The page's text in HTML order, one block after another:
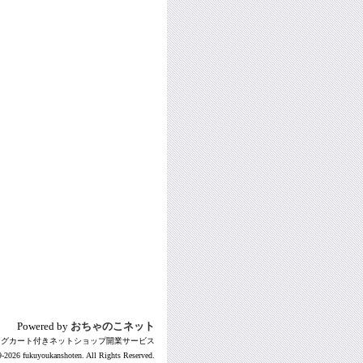
Powered by おちゃのこネット
カート付きネットショップ開業サービス
2026 fukuyoukanshoten. All Rights Reserved.